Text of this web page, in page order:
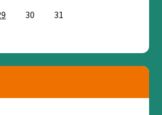
30 31